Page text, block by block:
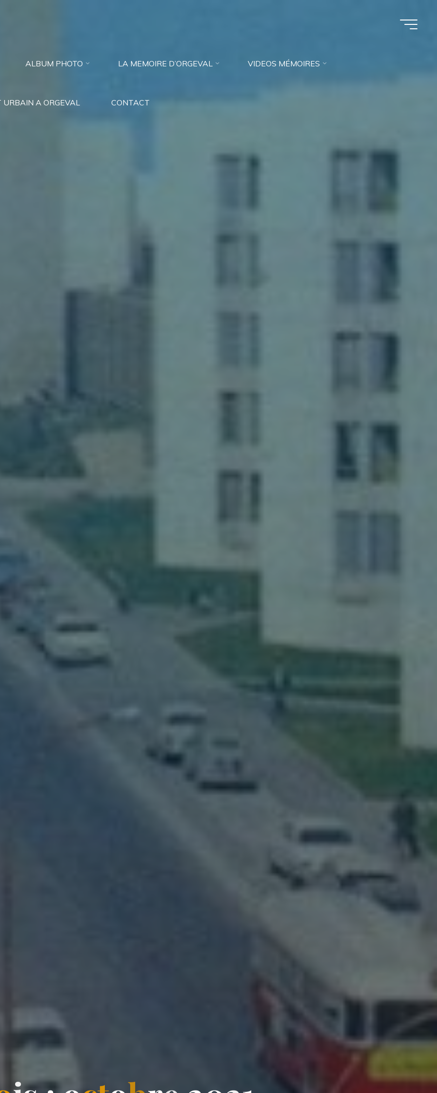
ALBUM PHOTO LA MEMOIRE D’ORGEVAL VIDEOS MÉMOIRES
URBAIN A ORGEVAL CONTACT